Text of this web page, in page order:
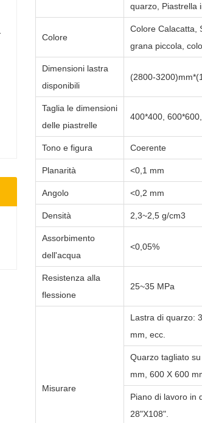
quarzo, Piastrella
Colore
Colore Calacatta,
grana piccola,
Dimensioni lastra
disponibili
(2800-
Taglia le dimensioni
delle piastrelle
400*400,
Tono e figura Coerente
Planarità <0,1 mm
Angolo <0,2 mm
Densità 2,3~2,5 g/cm3
Assorbimento
dell'acqua
<0,05%
Resistenza alla
flessione
25~35 MPa
Misurare
Lastra di quarzo:
mm, ecc.
Quarzo tagliato
mm, 600 X 600
Piano di lavoro in
28"X108".